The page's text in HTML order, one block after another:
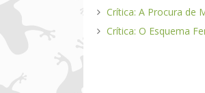
Crítica: A Procura de
Crítica: O Esquema